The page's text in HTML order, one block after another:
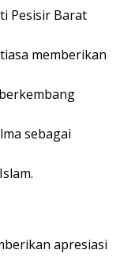
Pesisir Barat
memberikan
sebagai
apresiasi